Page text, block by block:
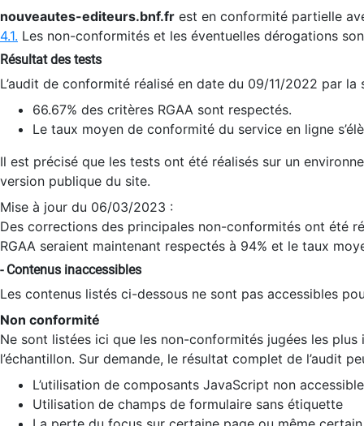
nouveautes-editeurs.bnf.fr est en conformité partielle
4.1. Les non-conformités et les éventuelles dérogations
Résultat des tests
L’audit de conformité réalisé en date du 09/11/2022 par
66.67% des critères RGAA sont respectés.
Le taux moyen de conformité du service en ligne
Il est précisé que les tests ont été réalisés sur un
version publique du site.
Mise à jour du 06/03/2023 :
Des corrections des principales non-conformités ont été
RGAA seraient maintenant respectés à 94% et le taux
- Contenus inaccessibles
Les contenus listés ci-dessous ne sont pas accessibles
Non conformité
Ne sont listées ici que les non-conformités jugées les
l’échantillon. Sur demande, le résultat complet de l’audit
L’utilisation de composants JavaScript non
Utilisation de champs de formulaire sans étiquette